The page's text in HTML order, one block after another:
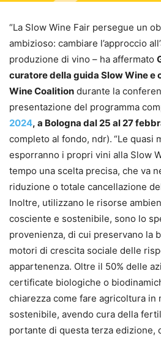
“La Slow Wine Fair persegue un
ambizioso: cambiare l’approccio
produzione di vino – ha affermato
curatore della guida Slow Wine e
Wine Coalition durante la
presentazione del programma
2024, a Bologna dal 25 al 27
completo al fondo, ndr). “Le quasi
esporranno i propri vini alla Slow
tempo una scelta precisa, che va
riduzione o totale cancellazione
Inoltre, utilizzano le risorse
cosciente e sostenibile, sono lo
provenienza, di cui preservano la
motori di crescita sociale delle
appartenenza. Oltre il 50% delle
certificate biologiche o
chiarezza come fare agricoltura in
sostenibile, avendo cura della
portante di questa terza edizione,